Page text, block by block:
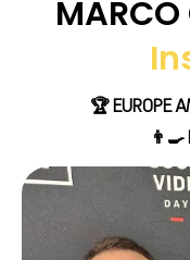
MARCO
🏆 EUROPE